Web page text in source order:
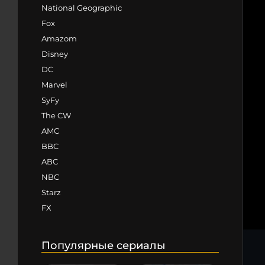
National Geographic
Fox
Amazom
Disney
DC
Marvel
SyFy
The CW
AMC
BBC
ABC
NBC
Starz
FX
Популярные сериалы